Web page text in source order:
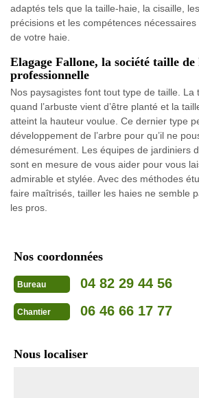
adaptés tels que la taille-haie, la cisaille,
précisions et les compétences
de votre haie.
Elagage Fallone, la société taille de
professionnelle
Nos paysagistes font tout type de taille. La
quand l’arbuste vient d’être planté et la
atteint la hauteur voulue. Ce dernier type
développement de l’arbre pour qu’il ne
démesurément. Les équipes de jardiniers
sont en mesure de vous aider pour vous
admirable et stylée. Avec des méthodes
faire maîtrisés, tailler les haies ne semble
les pros.
Nos coordonnées
Bureau 04 82 29 44 56
Chantier 06 46 66 17 77
Nous localiser